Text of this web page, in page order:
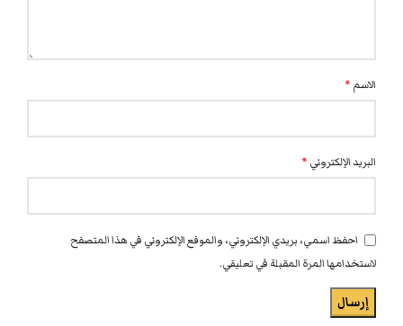
الاسم *
البريد الإلكتروني *
احفظ اسمي، بريدي الإلكتروني، والموقع الإلكتروني في هذا المتصفح
لاستخدامها المرة المقبلة في تعليقي.